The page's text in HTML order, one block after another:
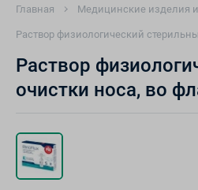
Главная Медицинские изделия и
Раствор физиологический
Раствор
очистки носа, во